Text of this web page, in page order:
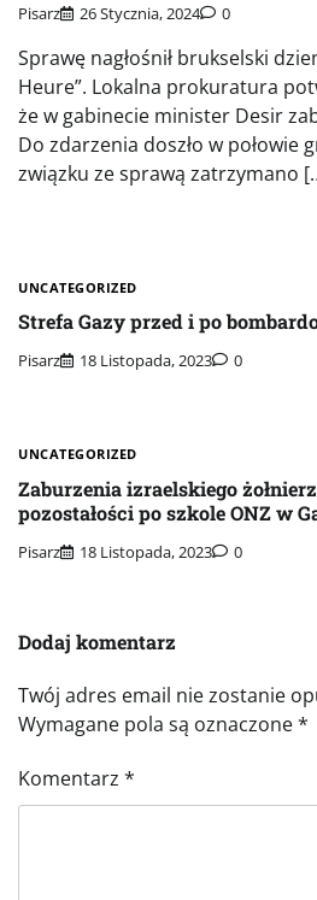
Pisarz 26 Stycznia, 2024 0
Sprawę nagłośnił brukselski
Heure”. Lokalna prokuratura
że w gabinecie minister Desir
Do zdarzenia doszło w połowie
związku ze sprawą zatrzymano
UNCATEGORIZED
Strefa Gazy przed i po
Pisarz 18 Listopada, 2023 0
UNCATEGORIZED
Zaburzenia izraelskiego
pozostałości po szkole ONZ w
Pisarz 18 Listopada, 2023 0
Dodaj komentarz
Twój adres email nie zostanie
Wymagane pola są oznaczone*
Komentarz *